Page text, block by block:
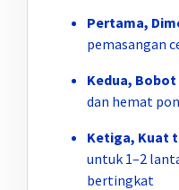
Pertama,
pemasangan
Kedua,
dan hemat
Ketiga, Kuat
untuk 1–2
bertingkat